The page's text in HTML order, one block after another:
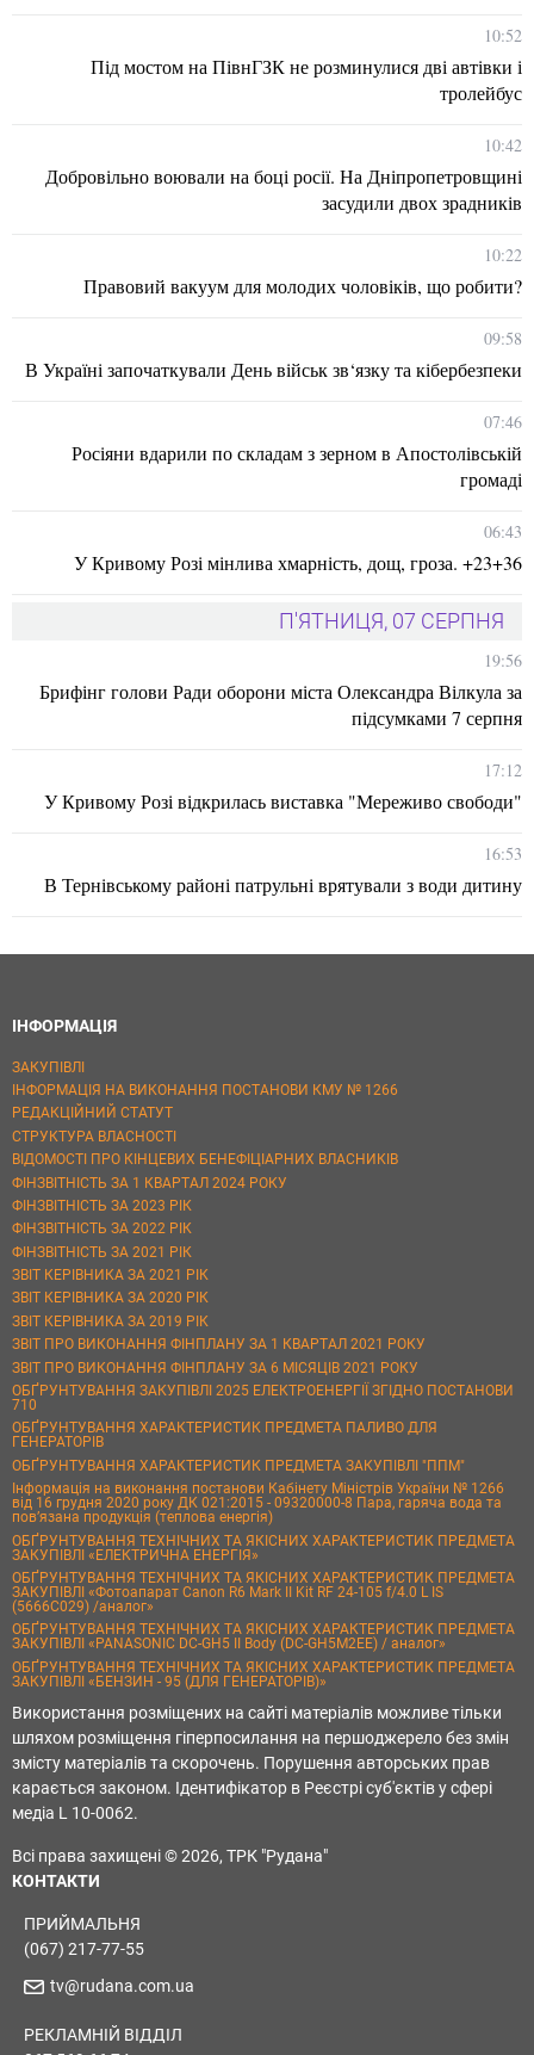
10:52
Під мостом на ПівнГЗК не розминулися дві автівки і
тролейбус
10:42
Добровільно воювали на боці росії. На Дніпропетровщині
засудили двох зрадників
10:22
Правовий вакуум для молодих чоловіків, що робити?
09:58
В Україні започаткували День військ зв‘язку та кібербезпеки
07:46
Росіяни вдарили по складам з зерном в Апостолівській
громаді
06:43
У Кривому Розі мінлива хмарність, дощ, гроза. +23+36
П'ЯТНИЦЯ, 07 СЕРПНЯ
19:56
Брифінг голови Ради оборони міста Олександра Вілкула за
підсумками 7 серпня
17:12
У Кривому Розі відкрилась виставка "Мереживо свободи"
16:53
В Тернівському районі патрульні врятували з води дитину
ІНФОРМАЦІЯ
ЗАКУПІВЛІ
ІНФОРМАЦІЯ НА ВИКОНАННЯ ПОСТАНОВИ КМУ № 1266
РЕДАКЦІЙНИЙ СТАТУТ
СТРУКТУРА ВЛАСНОСТІ
ВІДОМОСТІ ПРО КІНЦЕВИХ БЕНЕФІЦІАРНИХ ВЛАСНИКІВ
ФІНЗВІТНІСТЬ ЗА 1 КВАРТАЛ 2024 РОКУ
ФІНЗВІТНІСТЬ ЗА 2023 РІК
ФІНЗВІТНІСТЬ ЗА 2022 РІК
ФІНЗВІТНІСТЬ ЗА 2021 РІК
ЗВІТ КЕРІВНИКА ЗА 2021 РІК
ЗВІТ КЕРІВНИКА ЗА 2020 РІК
ЗВІТ КЕРІВНИКА ЗА 2019 РІК
ЗВІТ ПРО ВИКОНАННЯ ФІНПЛАНУ ЗА 1 КВАРТАЛ 2021 РОКУ
ЗВІТ ПРО ВИКОНАННЯ ФІНПЛАНУ ЗА 6 МІСЯЦІВ 2021 РОКУ
ОБҐРУНТУВАННЯ ЗАКУПІВЛІ 2025 ЕЛЕКТРОЕНЕРГІЇ ЗГІДНО ПОСТАНОВИ
710
ОБҐРУНТУВАННЯ ХАРАКТЕРИСТИК ПРЕДМЕТА ПАЛИВО ДЛЯ
ГЕНЕРАТОРІВ
ОБҐРУНТУВАННЯ ХАРАКТЕРИСТИК ПРЕДМЕТА ЗАКУПІВЛІ "ППМ"
Інформація на виконання постанови Кабінету Міністрів України № 1266
від 16 грудня 2020 року ДК 021:2015 - 09320000-8 Пара, гаряча вода та
пов’язана продукція (теплова енергія)
ОБҐРУНТУВАННЯ ТЕХНІЧНИХ ТА ЯКІСНИХ ХАРАКТЕРИСТИК ПРЕДМЕТА
ЗАКУПІВЛІ «ЕЛЕКТРИЧНА ЕНЕРГІЯ»
ОБҐРУНТУВАННЯ ТЕХНІЧНИХ ТА ЯКІСНИХ ХАРАКТЕРИСТИК ПРЕДМЕТА
ЗАКУПІВЛІ «Фотоапарат Canon R6 Mark II Kit RF 24-105 f/4.0 L IS
(5666C029) /аналог»
ОБҐРУНТУВАННЯ ТЕХНІЧНИХ ТА ЯКІСНИХ ХАРАКТЕРИСТИК ПРЕДМЕТА
ЗАКУПІВЛІ «PANASONIC DC-GH5 II Body (DC-GH5M2EE) / аналог»
ОБҐРУНТУВАННЯ ТЕХНІЧНИХ ТА ЯКІСНИХ ХАРАКТЕРИСТИК ПРЕДМЕТА
ЗАКУПІВЛІ «БЕНЗИН - 95 (ДЛЯ ГЕНЕРАТОРІВ)»
Використання розміщених на сайті матеріалів можливе тільки
шляхом розміщення гіперпосилання на першоджерело без змін
змісту матеріалів та скорочень. Порушення авторських прав
карається законом. Ідентифікатор в Реєстрі суб'єктів у сфері
медіа L 10-0062.
Всі права захищені © 2026, ТРК "Рудана"
КОНТАКТИ
ПРИЙМАЛЬНЯ
(067) 217-77-55
tv@rudana.com.ua
РЕКЛАМНІЙ ВІДДІЛ